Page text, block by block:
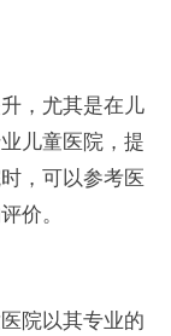
，尤其是在儿
儿童医院，提
，可以参考医
价。
院以其专业的